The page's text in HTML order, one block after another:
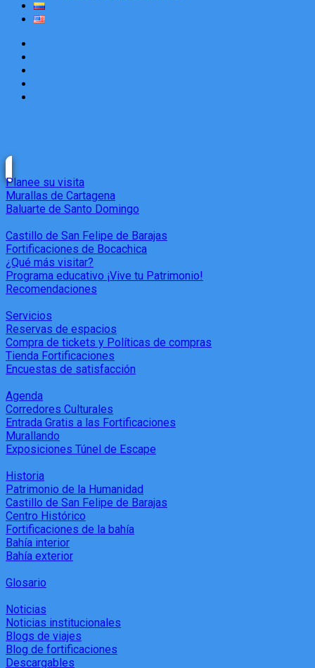
Planee su visita
Murallas de Cartagena
Baluarte de Santo Domingo
Castillo de San Felipe de Barajas
Fortificaciones de Bocachica
¿Qué más visitar?
Programa educativo ¡Vive tu Patrimonio!
Recomendaciones
Servicios
Reservas de espacios
Compra de tickets y Políticas de compras
Tienda Fortificaciones
Encuestas de satisfacción
Agenda
Corredores Culturales
Entrada Gratis a las Fortificaciones
Murallando
Exposiciones Túnel de Escape
Historia
Patrimonio de la Humanidad
Castillo de San Felipe de Barajas
Centro Histórico
Fortificaciones de la bahía
Bahía interior
Bahía exterior
Glosario
Noticias
Noticias institucionales
Blogs de viajes
Blog de fortificaciones
Descargables